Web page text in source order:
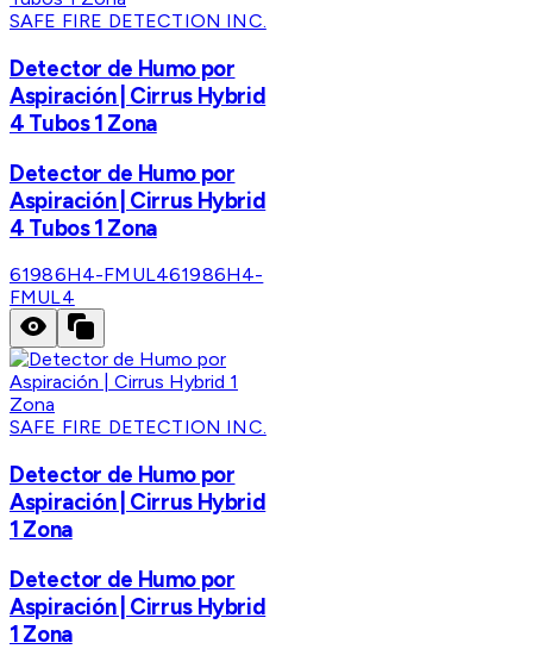
SAFE FIRE DETECTION INC.
Detector de Humo por
Aspiración | Cirrus Hybrid
4 Tubos 1 Zona
Detector de Humo por
Aspiración | Cirrus Hybrid
4 Tubos 1 Zona
61986H4-FMUL461986H4-
FMUL4
SAFE FIRE DETECTION INC.
Detector de Humo por
Aspiración | Cirrus Hybrid
1 Zona
Detector de Humo por
Aspiración | Cirrus Hybrid
1 Zona